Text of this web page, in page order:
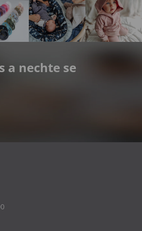
a nechte se